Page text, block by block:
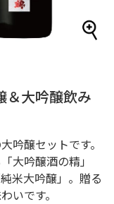
大吟醸飲み
吟醸セットです。
大吟醸酒の精」
米大吟醸」。贈る
いです。